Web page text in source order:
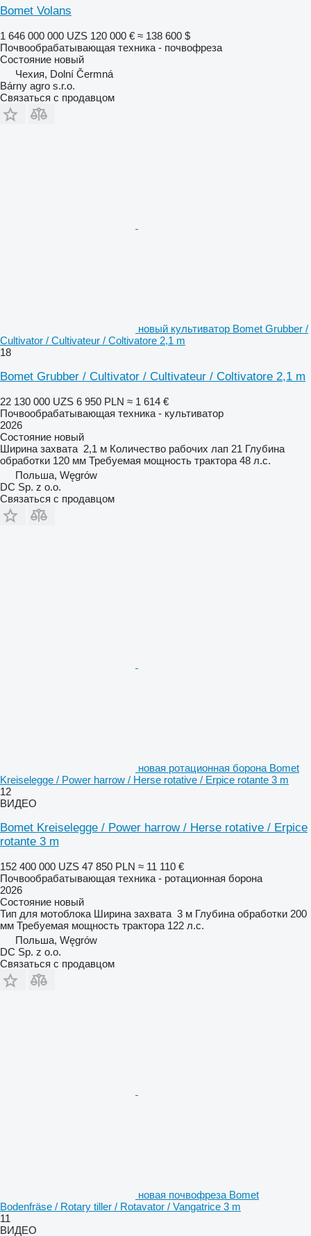
Bomet Volans
1 646 000 000 UZS 120 000 € ≈ 138 600 $
Почвообрабатывающая техника - почвофреза
Состояние новый
Чехия, Dolní Čermná
Bárny agro s.r.o.
Связаться с продавцом
новый культиватор Bomet Grubber /
Cultivator / Cultivateur / Coltivatore 2,1 m
18
Bomet Grubber / Cultivator / Cultivateur / Coltivatore 2,1 m
22 130 000 UZS 6 950 PLN ≈ 1 614 €
Почвообрабатывающая техника - культиватор
2026
Состояние новый
Ширина захвата 2,1 м Количество рабочих лап 21 Глубина
обработки 120 мм Требуемая мощность трактора 48 л.с.
Польша, Węgrów
DC Sp. z o.o.
Связаться с продавцом
новая ротационная борона Bomet
Kreiselegge / Power harrow / Herse rotative / Erpice rotante 3 m
12
ВИДЕО
Bomet Kreiselegge / Power harrow / Herse rotative / Erpice
rotante 3 m
152 400 000 UZS 47 850 PLN ≈ 11 110 €
Почвообрабатывающая техника - ротационная борона
2026
Состояние новый
Тип для мотоблока Ширина захвата 3 м Глубина обработки 200
мм Требуемая мощность трактора 122 л.с.
Польша, Węgrów
DC Sp. z o.o.
Связаться с продавцом
новая почвофреза Bomet
Bodenfräse / Rotary tiller / Rotavator / Vangatrice 3 m
11
ВИДЕО